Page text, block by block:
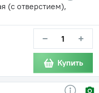
(с отверстием),
− +
Купить